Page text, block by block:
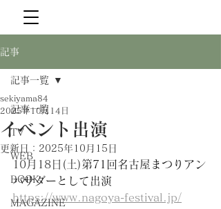
記事
記事一覧
TV
WEB
BOOK
MAGAZINE
記事一覧
イベント出演
sekiyama84
2025年10月14日
更新日： 2025年10月15日
10月18日(土)第71回名古屋まつりアン
バサダーとして出演
https://www.nagoya-festival.jp/